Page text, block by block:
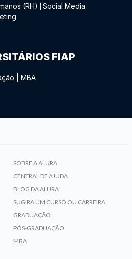
(RH)
Social Media
FIAP
MBA
SOBRE A ALURA
CENTRAL DE AJUDA
BLOG DA ALURA
SUGIRA UM CURSO OU CARREIRA
GRADUAÇÃO
PÓS-GRADUAÇÃO
MBA